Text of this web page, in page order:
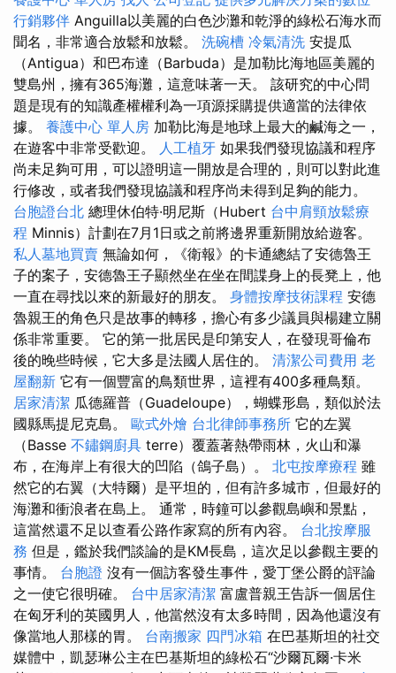
行銷夥伴 Anguilla以美麗的白色沙灘和乾淨的綠松石海水而
聞名，非常適合放鬆和放鬆。 洗碗槽 冷氣清洗 安提瓜
（Antigua）和巴布達（Barbuda）是加勒比海地區美麗的
雙島州，擁有365海灘，這意味著一天。 該研究的中心問
題是現有的知識產權權利為一項源採購提供適當的法律依
據。 養護中心 單人房 加勒比海是地球上最大的鹹海之一，
在遊客中非常受歡迎。 人工植牙 如果我們發現協議和程序
尚未足夠可用，可以證明這一開放是合理的，則可以對此進
行修改，或者我們發現協議和程序尚未得到足夠的能力。
台胞證台北 總理休伯特·明尼斯（Hubert 台中肩頸放鬆療
程 Minnis）計劃在7月1日或之前將邊界重新開放給遊客。
私人墓地買賣 無論如何，《衛報》的卡通總結了安德魯王
子的案子，安德魯王子顯然坐在坐在間諜身上的長凳上，他
一直在尋找以來的新最好的朋友。 身體按摩技術課程 安德
魯親王的角色只是故事的轉移，擔心有多少議員與楊建立關
係非常重要。 它的第一批居民是印第安人，在發現哥倫布
後的晚些時候，它大多是法國人居住的。 清潔公司費用 老
屋翻新 它有一個豐富的鳥類世界，這裡有400多種鳥類。
居家清潔 瓜德羅普（Guadeloupe），蝴蝶形島，類似於法
國縣馬提尼克島。 歐式外燴 台北律師事務所 它的左翼
（Basse 不鏽鋼廚具 terre）覆蓋著熱帶雨林，火山和瀑
布，在海岸上有很大的凹陷（鴿子島）。 北屯按摩療程 雖
然它的右翼（大特爾）是平坦的，但有許多城市，但最好的
海灘和衝浪者在島上。 通常，時鐘可以參觀島嶼和景點，
這當然還不足以查看公路作家寫的所有內容。 台北按摩服
務 但是，鑑於我們談論的是KM長島，這次足以參觀主要的
事情。 台胞證 沒有一個訪客發生事件，愛丁堡公爵的評論
之一使它很明確。 台中居家清潔 富盧普親王告訴一個居住
在匈牙利的英國男人，他當然沒有太多時間，因為他還沒有
像當地人那樣的胃。 台南搬家 四門冰箱 在巴基斯坦的社交
媒體中，凱瑟琳公主在巴基斯坦的綠松石“沙爾瓦爾·卡米